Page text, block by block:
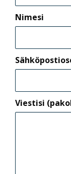
Nimesi
Viestisi